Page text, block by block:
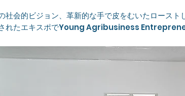
社会的ビジョン、革新的な手で皮をむいたロース
されたエキスポでYoung Agribusiness